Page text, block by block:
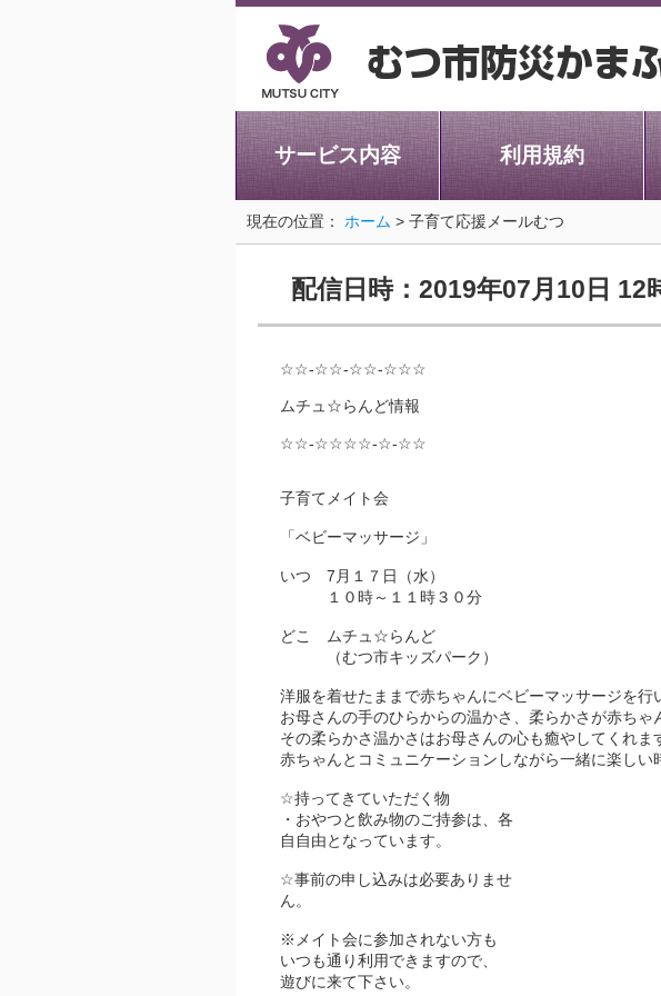
サービス内容 利用規約
現在の位置： ホーム > 子育て応援メールむつ
配信日時：2019年07月10日
☆☆-☆☆-☆☆-☆☆☆
ムチュ☆らんど情報
☆☆-☆☆☆☆-☆-☆☆
子育てメイト会
「ベビーマッサージ」
いつ 7月１７日（水）
１０時～１１時３０分
どこ ムチュ☆らんど
（むつ市キッズパーク）
洋服を着せたままで赤ちゃんにベビーマッサージを行
お母さんの手のひらからの温かさ、柔らかさが赤ちゃ
その柔らかさ温かさはお母さんの心も癒やしてくれま
赤ちゃんとコミュニケーションしながら一緒に楽しい
☆持ってきていただく物
・おやつと飲み物のご持参は、各
自自由となっています。
☆事前の申し込みは必要ありませ
ん。
※メイト会に参加されない方も
いつも通り利用できますので、
遊びに来て下さい。